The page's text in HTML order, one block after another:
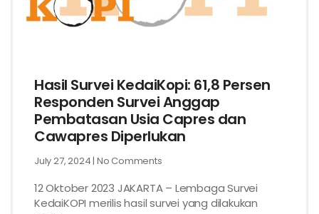
Hasil Survei KedaiKopi: 61,8 Persen
Responden Survei Anggap
Pembatasan Usia Capres dan
Cawapres Diperlukan
July 27, 2024 No Comments
12 Oktober 2023 JAKARTA – Lembaga Survei
KedaiKOPI merilis hasil survei yang dilakukan